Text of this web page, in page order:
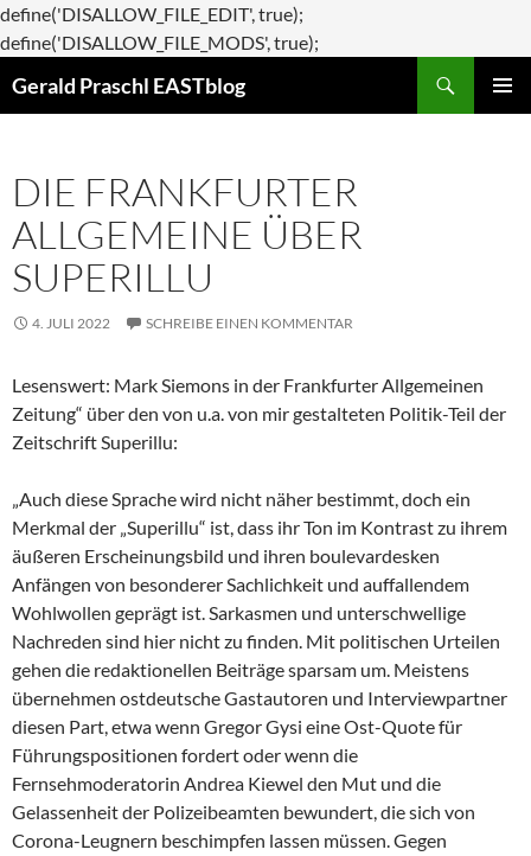
define('DISALLOW_FILE_EDIT', true);
define('DISALLOW_FILE_MODS', true);
Gerald Praschl EASTblog
DIE FRANKFURTER
ALLGEMEINE ÜBER
SUPERILLU
4. JULI 2022 SCHREIBE EINEN KOMMENTAR
Lesenswert: Mark Siemons in der Frankfurter Allgemeinen
Zeitung“ über den von u.a. von mir gestalteten Politik-Teil der
Zeitschrift Superillu:
„Auch diese Sprache wird nicht näher bestimmt, doch ein
Merkmal der „Superillu“ ist, dass ihr Ton im Kontrast zu ihrem
äußeren Erscheinungsbild und ihren boulevardesken
Anfängen von besonderer Sachlichkeit und auffallendem
Wohlwollen geprägt ist. Sarkasmen und unterschwellige
Nachreden sind hier nicht zu finden. Mit politischen Urteilen
gehen die redaktionellen Beiträge sparsam um. Meistens
übernehmen ostdeutsche Gastautoren und Interviewpartner
diesen Part, etwa wenn Gregor Gysi eine Ost-Quote für
Führungspositionen fordert oder wenn die
Fernsehmoderatorin An­drea Kiewel den Mut und die
Gelassenheit der Polizeibeamten bewundert, die sich von
Corona-Leugnern beschimpfen lassen müssen. Gegen